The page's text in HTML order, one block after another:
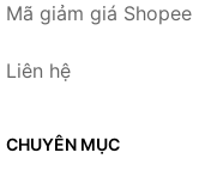
Mã giảm giá Shopee
Liên hệ
CHUYÊN MỤC